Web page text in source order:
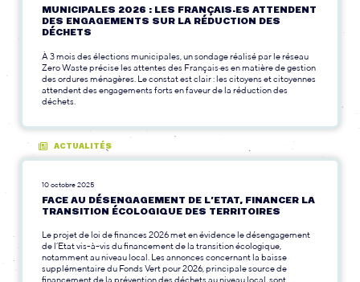
MUNICIPALES 2026 : LES FRANÇAIS·ES ATTENDENT
DES ENGAGEMENTS SUR LA RÉDUCTION DES
DÉCHETS
À 3 mois des élections municipales, un sondage réalisé par le réseau
Zero Waste précise les attentes des Français·es en matière de gestion
des ordures ménagères. Le constat est clair : les citoyens et citoyennes
attendent des engagements forts en faveur de la réduction des
déchets.
ACTUALITÉS
10 octobre 2025
FACE AU DÉSENGAGEMENT DE L’ETAT, FINANCER LA
TRANSITION ÉCOLOGIQUE DES TERRITOIRES
Le projet de loi de finances 2026 met en évidence le désengagement
de l’Etat vis-à-vis du financement de la transition écologique,
notamment au niveau local. Les annonces concernant la baisse
supplémentaire du Fonds Vert pour 2026, principale source de
financement de la prévention des déchets au niveau local, sont